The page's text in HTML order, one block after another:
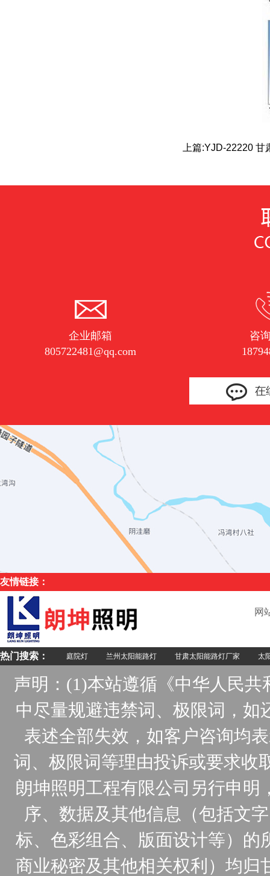
上篇:YJD-22220 甘
企业邮箱
805722481@qq.com
咨
友情链接：
网
热门搜索： 庭院灯 兰州太阳能路灯 甘肃太阳能路灯厂家 太
声明：(1)本站遵循《中华人民
中尽量规避违禁词、极限词，
表述全部失效，如客户咨询均
词、极限词等理由投诉或要求收
朗坤照明工程有限公司另行申
序、数据及其他信息（包括文
标、色彩组合、版面设计等）的
商业秘密及其他相关权利）均归